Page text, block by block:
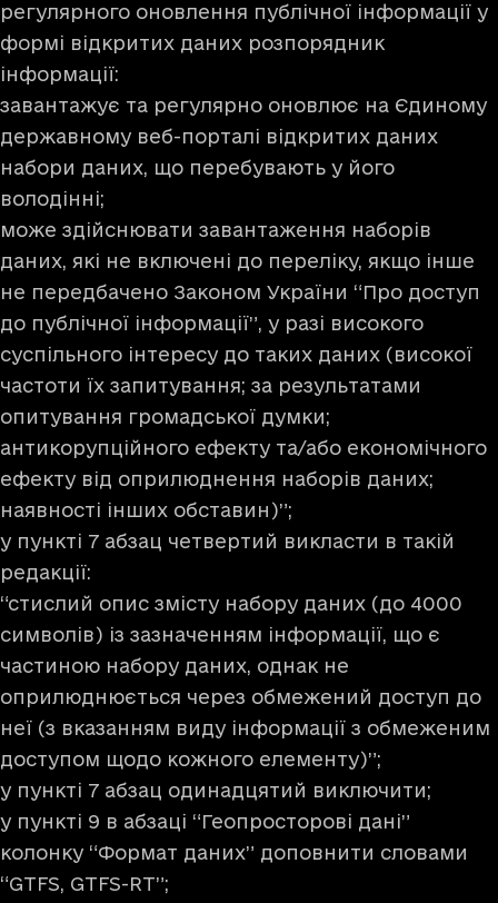
регулярного оновлення публічної інформації у
формі відкритих даних розпорядник
інформації:
завантажує та регулярно оновлює на Єдиному
державному веб-порталі відкритих даних
набори даних, що перебувають у його
володінні;
може здійснювати завантаження наборів
даних, які не включені до переліку, якщо інше
не передбачено Законом України “Про доступ
до публічної інформації”, у разі високого
суспільного інтересу до таких даних (високої
частоти їх запитування; за результатами
опитування громадської думки;
антикорупційного ефекту та/або економічного
ефекту від оприлюднення наборів даних;
наявності інших обставин)”;
у пункті 7 абзац четвертий викласти в такій
редакції:
“стислий опис змісту набору даних (до 4000
символів) із зазначенням інформації, що є
частиною набору даних, однак не
оприлюднюється через обмежений доступ до
неї (з вказанням виду інформації з обмеженим
доступом щодо кожного елементу)”;
у пункті 7 абзац одинадцятий виключити;
у пункті 9 в абзаці “Геопросторові дані”
колонку “Формат даних” доповнити словами
“GTFS, GTFS-RT”;